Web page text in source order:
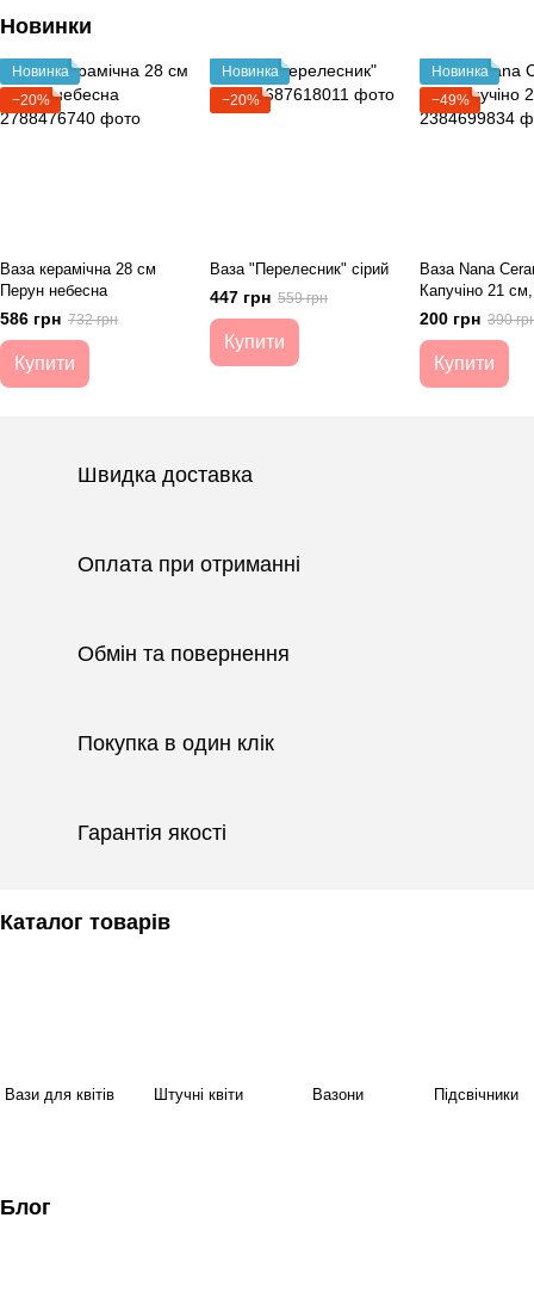
Новинки
Новинка
−20%
Ваза керамічна 28 см
Перун небесна
586 грн 732 грн
Купити
Новинка
−20%
Ваза "Перелесник" сірий
447 грн 559 грн
Купити
Новинка
−49%
Ваза Nana
Капучіно 21
200 грн 390
Купити
Швидка доставка
Оплата при отриманні
Обмін та повернення
Покупка в один клік
Гарантія якості
Каталог товарів
Вази для квітів Штучні квіти Вазони Підсвічники
Блог